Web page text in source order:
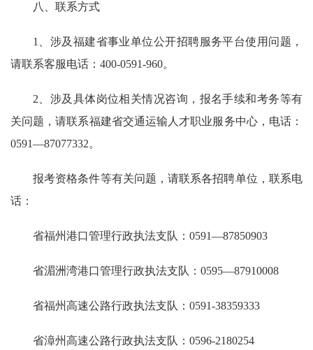
八、联系方式
1、涉及福建省事业单位公开招聘服务平台使用问题，
请联系客服电话：400-0591-960。
2、涉及具体岗位相关情况咨询，报名手续和考务等有
关问题，请联系福建省交通运输人才职业服务中心，电话：
0591—87077332。
报考资格条件等有关问题，请联系各招聘单位，联系电
话：
省福州港口管理行政执法支队：0591—87850903
省湄洲湾港口管理行政执法支队：0595—87910008
省福州高速公路行政执法支队：0591-38359333
省漳州高速公路行政执法支队：0596-2180254